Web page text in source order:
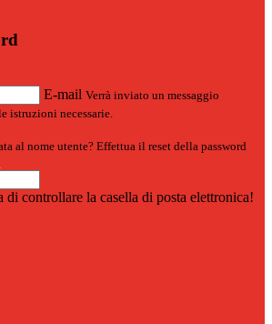
E-mail Verrà inviato un messaggio
istruzioni necessarie.
al nome utente? Effettua il reset della password
di controllare la casella di posta elettronica!